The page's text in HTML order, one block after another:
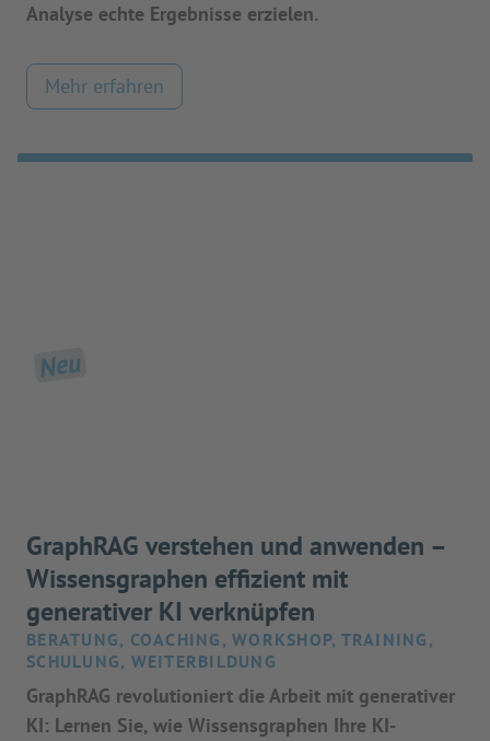
Analyse echte Ergebnisse erzielen.
Mehr erfahren
Neu
GraphRAG verstehen und anwenden –
Wissensgraphen effizient mit
generativer KI verknüpfen
BERATUNG, COACHING, WORKSHOP, TRAINING,
SCHULUNG, WEITERBILDUNG
GraphRAG revolutioniert die Arbeit mit generativer
KI: Lernen Sie, wie Wissensgraphen Ihre KI-